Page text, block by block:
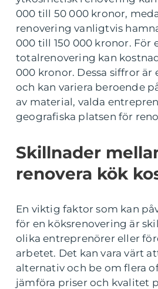
000 till 50 000 kronor,
renovering vanligtvis
000 till 150 000 kronor. För
totalrenovering kan
000 kronor. Dessa siffror
och kan variera beroende
av material, valda
geografiska platsen för
Skillnader
renovera kök
En viktig faktor som kan
för en köksrenovering är
olika entreprenörer eller
arbetet. Det kan vara värt
alternativ och be om flera
jämföra priser och kvalitet